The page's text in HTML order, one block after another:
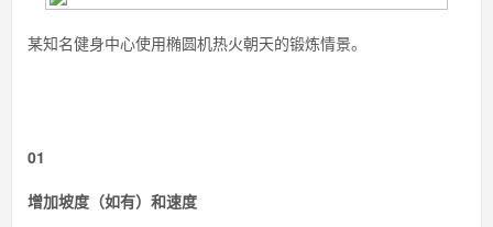
某知名健身中心使用椭圆机热火朝天的锻炼情景。
01
增加坡度（如有）和速度